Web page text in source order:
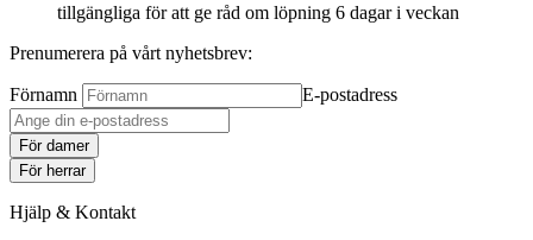
tillgängliga för att ge råd om löpning 6 dagar i veckan
Prenumerera på vårt nyhetsbrev:
Förnamn E-postadress
För damer
För herrar
Hjälp & Kontakt